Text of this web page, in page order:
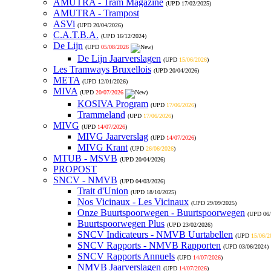
AMUTRA - Tram Magazine (UPD 17/02/2025)
AMUTRA - Trampost
ASVi (UPD 20/04/2026)
C.A.T.B.A. (UPD 16/12/2024)
De Lijn (UPD 05/08/2026 )
De Lijn Jaarverslagen (UPD 15/06/2026)
Les Tramways Bruxellois (UPD 20/04/2026)
META (UPD 12/01/2026)
MIVA (UPD 20/07/2026 )
KOSIVA Program (UPD 17/06/2026)
Trammeland (UPD 17/06/2026)
MIVG (UPD 14/07/2026)
MIVG Jaarverslag (UPD 14/07/2026)
MIVG Krant (UPD 26/06/2026)
MTUB - MSVB (UPD 20/04/2026)
PROPOST
SNCV - NMVB (UPD 04/03/2026)
Trait d'Union (UPD 18/10/2025)
Nos Vicinaux - Les Vicinaux (UPD 29/09/2025)
Onze Buurtspoorwegen - Buurtspoorwegen (UPD
Buurtspoorwegen Plus (UPD 23/02/2026)
SNCV Indicateurs - NMVB Uurtabellen (UPD 15/06/
SNCV Rapports - NMVB Rapporten (UPD 03/06/2024)
SNCV Rapports Annuels (UPD 14/07/2026)
NMVB Jaarverslagen (UPD 14/07/2026)